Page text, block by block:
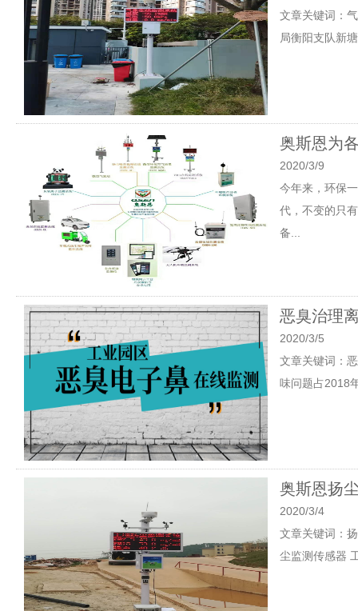
文章关键词：
局衡阳支队新
奥斯恩为
2020/3/9
今年来，环保
代，不变的只
备...
恶臭治理
2020/3/5
文章关键词：
味问题占2018
奥斯恩扬
2020/3/4
文章关键词：
尘监测传感器